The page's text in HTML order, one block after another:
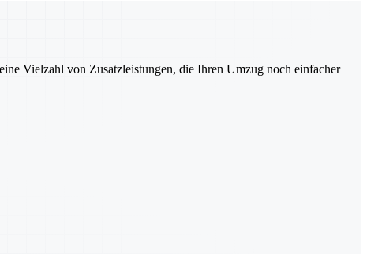
Vielzahl von Zusatzleistungen, die Ihren Umzug noch einfacher